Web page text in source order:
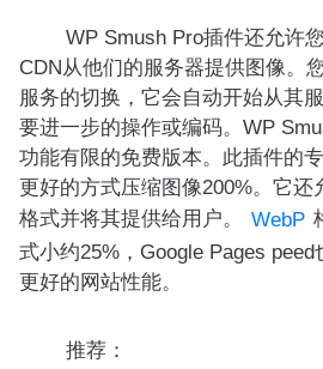
WP Smush Pro插件还允许您
CDN从他们的服务器提供图像。
服务的切换，它会自动开始从其
要进一步的操作或编码。WP
功能有限的免费版本。此插件的
更好的方式压缩图像200%。它还
格式并将其提供给用户。
WebP
式小约25%，Google Pages
更好的网站性能。
推荐：